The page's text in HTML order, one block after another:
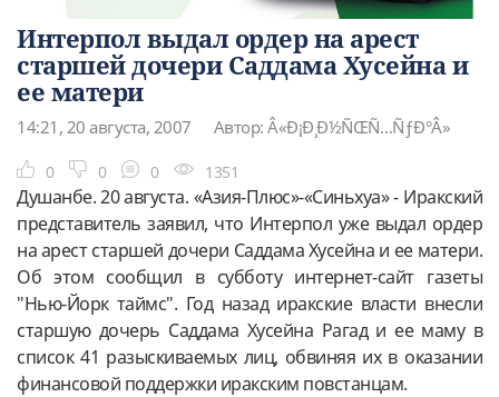
Интерпол выдал ордер на арест
старшей дочери Саддама Хусейна и
ее матери
14:21, 20 августа, 2007 Автор: Â«Ð¡Ð¸Ð½ÑŒÑ…ÑƒÐ°Â»
0 0 0 1351
Душанбе. 20 августа. «Азия-Плюс»-«Синьхуа» - Иракский
представитель заявил, что Интерпол уже выдал ордер
на арест старшей дочери Саддама Хусейна и ее матери.
Об этом сообщил в субботу интернет-сайт газеты
"Нью-Йорк таймс". Год назад иракские власти внесли
старшую дочерь Саддама Хусейна Рагад и ее маму в
список 41 разыскиваемых лиц, обвиняя их в оказании
финансовой поддержки иракским повстанцам.